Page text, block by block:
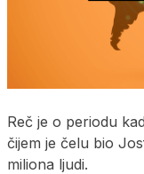
Reč je o periodu
čijem je čelu bio
miliona ljudi.